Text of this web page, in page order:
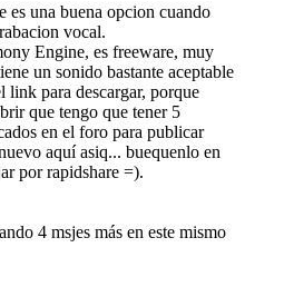
es una buena opcion cuando
vocal.
Engine, es freeware, muy
un sonido bastante aceptable
link para descargar, porque
que tengo que tener 5
en el foro para publicar
aquí asiq... buequenlo en
por rapidshare =).
4 msjes más en este mismo